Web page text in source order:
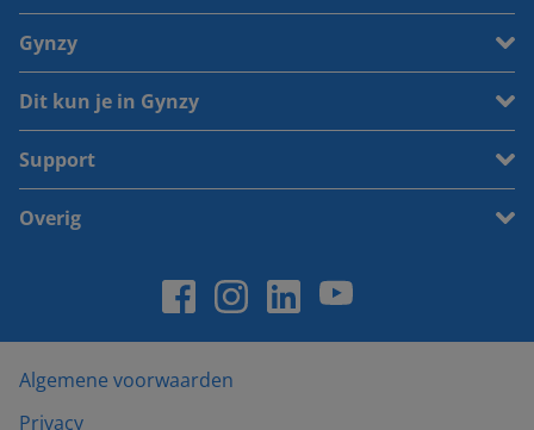
Gynzy
Dit kun je in Gynzy
Support
Overig
Algemene voorwaarden
Privacy